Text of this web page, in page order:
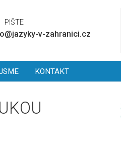
PIŠTE
v-zahranici.cz
KONTAKT